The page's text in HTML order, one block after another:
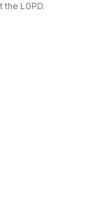
LGPD.